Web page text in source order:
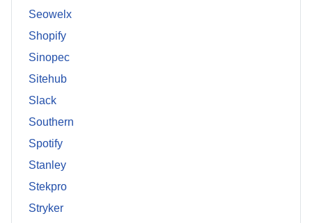
Seowelx
Shopify
Sinopec
Sitehub
Slack
Southern
Spotify
Stanley
Stekpro
Stryker